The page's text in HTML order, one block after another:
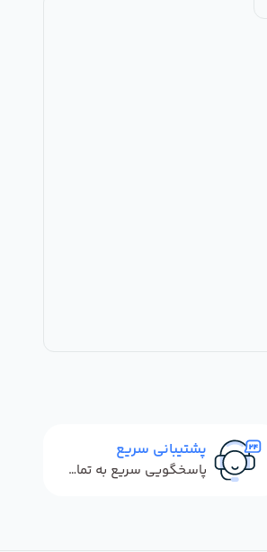
پشتیبانی سریع
پاسخگویی سریع به تماس‌ها و پیام‌ها